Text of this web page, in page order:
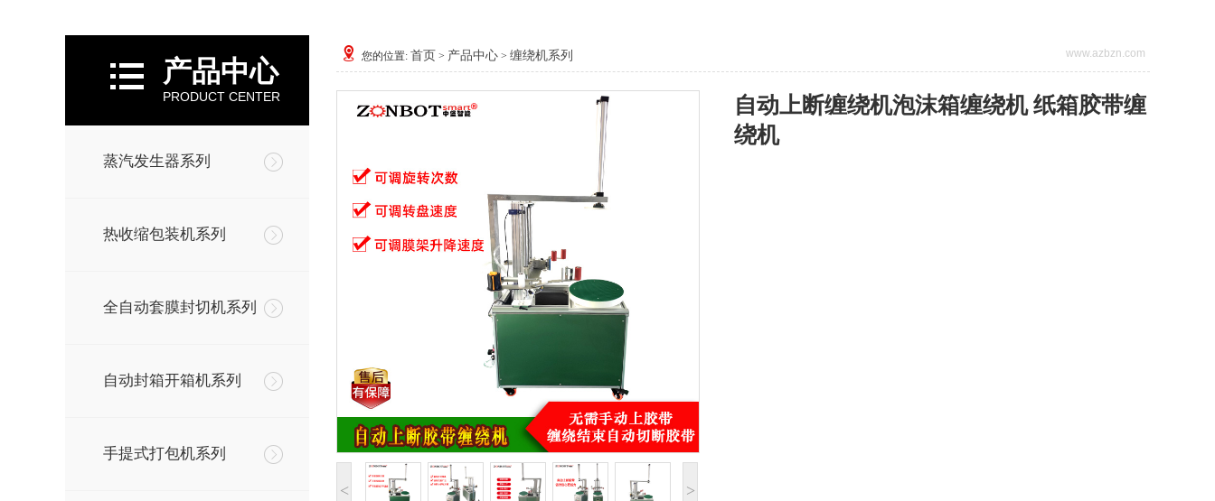
产品中心
PRODUCT CENTER
蒸汽发生器系列
热收缩包装机系列
全自动套膜封切机系列
自动封箱开箱机系列
手提式打包机系列
您的位置: 首页 > 产品中心 > 缠绕机系列 www.azbzn.com
< >
自动上断缠绕机泡沫箱缠绕机 纸箱胶带缠
绕机